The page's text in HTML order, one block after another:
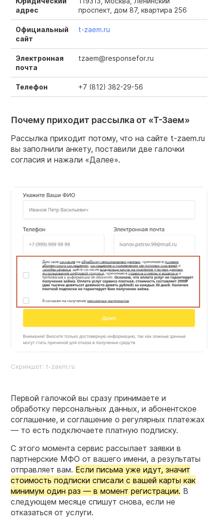
адрес
проспект, дом 87, квартира 256
Официальный
сайт
t-zaem.ru
Электронная
почта
tzaem@responsefor.ru
Телефон +7 (812) 382-29-56
Почему приходит рассылка от «Т-Заем»
Рассылка приходит потому, что на сайте t-zaem.ru
вы заполнили анкету, поставили две галочки
согласия и нажали «Далее».
Скриншот: t-zaem.ru
Первой галочкой вы сразу принимаете и
обработку персональных данных, и абонентское
соглашение, и соглашение о регулярных платежах
— то есть подключаете платную подписку.
С этого момента сервис рассылает заявки в
партнерские МФО от вашего имени, а результаты
отправляет вам. Если письма уже идут, значит
стоимость подписки списали с вашей карты как
минимум один раз — в момент регистрации. В
следующем месяце спишут снова, если не
отказаться от услуги.